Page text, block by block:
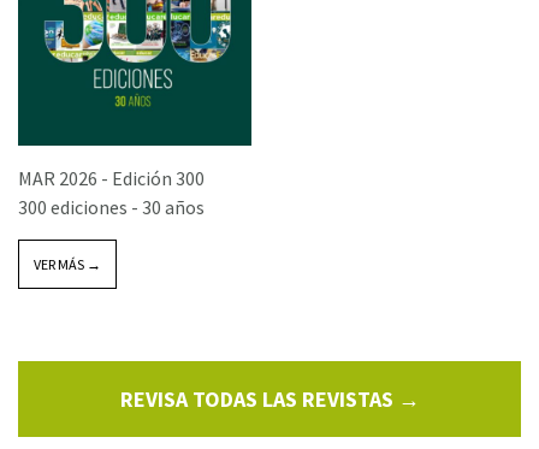
MAR 2026 - Edición 300
300 ediciones - 30 años
VER MÁS →
REVISA TODAS LAS REVISTAS →